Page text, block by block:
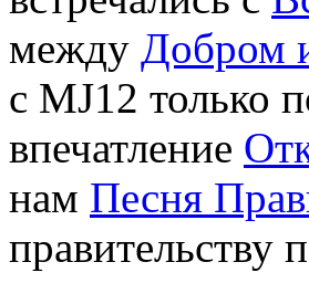
между Добром
с MJ12 только
впечатление
нам Песня
правительству